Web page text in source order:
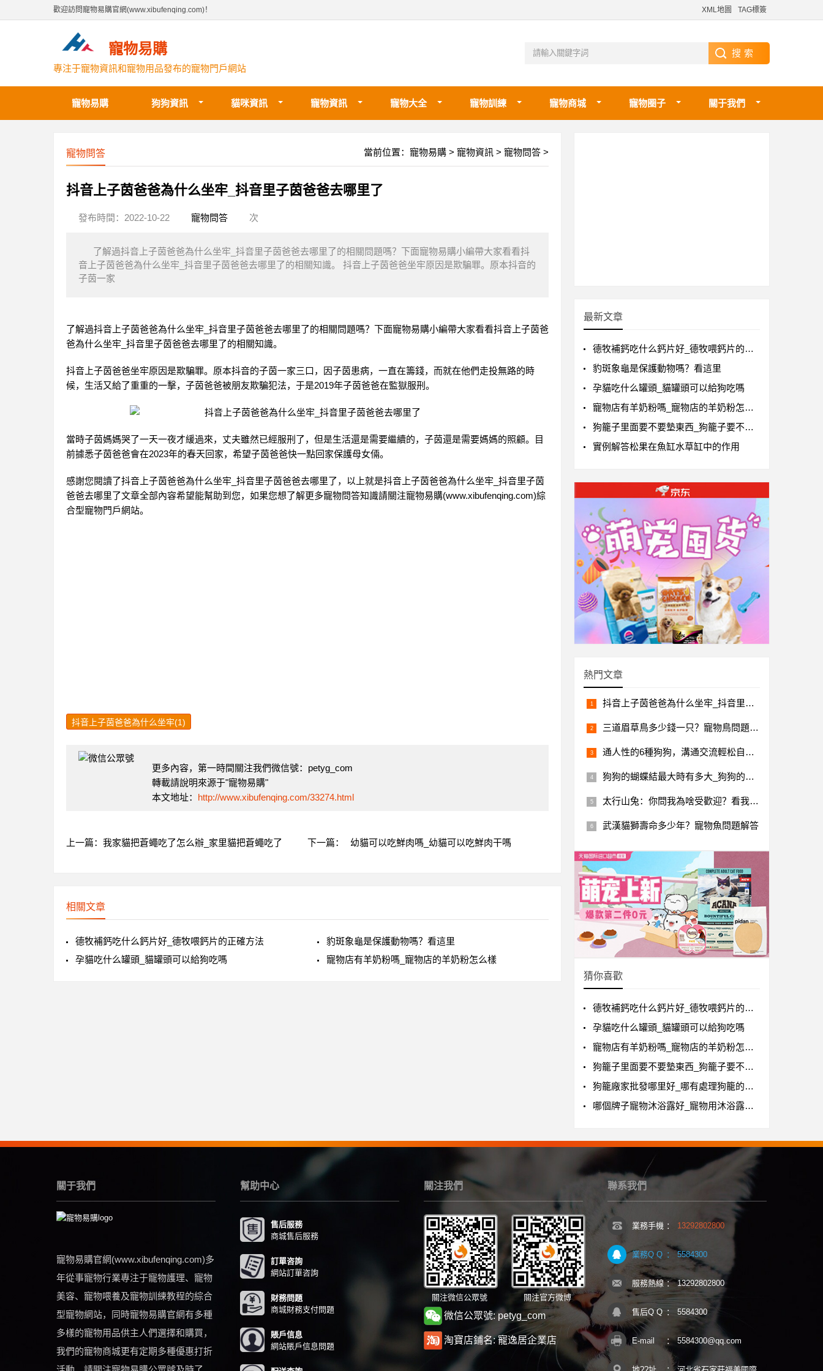
歡迎訪問寵物易購官網(www.xibufenqing.com)！ XML地圖 TAG標簽
寵物易購
專注于寵物資訊和寵物用品發布的寵物門戶網站
寵物易購 狗狗資訊 貓咪資訊 寵物資訊 寵物大全 寵物訓練 寵物商城 寵物圈子 關于我們
當前位置： 寵物易購 > 寵物資訊 > 寵物問答 >
寵物問答
抖音上子茵爸爸為什么坐牢_抖音里子茵爸爸去哪里了
發布時間：2022-10-22 寵物問答 次
了解過抖音上子茵爸爸為什么坐牢_抖音里子茵爸爸去哪里了的相關問題嗎？下面寵物易購小編帶大家看看抖
音上子茵爸爸為什么坐牢_抖音里子茵爸爸去哪里了的相關知識。 抖音上子茵爸爸坐牢原因是欺騙罪。原本抖音的
子茵一家
了解過抖音上子茵爸爸為什么坐牢_抖音里子茵爸爸去哪里了的相關問題嗎？下面寵物易購小編帶大家看看抖音上子茵爸
爸為什么坐牢_抖音里子茵爸爸去哪里了的相關知識。
抖音上子茵爸爸坐牢原因是欺騙罪。原本抖音的子茵一家三口，因子茵患病，一直在籌錢，而就在他們走投無路的時
候，生活又給了重重的一擊，子茵爸爸被朋友欺騙犯法，于是2019年子茵爸爸在監獄服刑。
當時子茵媽媽哭了一天一夜才緩過來，丈夫雖然已經服刑了， 但是生活還是需要繼續的，子茵還是需要媽媽的照顧。目
前據悉子茵爸爸會在2023年的春天回家，希望子茵爸爸快一點回家保護母女倆。
感謝您閱讀了抖音上子茵爸爸為什么坐牢_抖音里子茵爸爸去哪里了，以上就是抖音上子茵爸爸為什么坐牢_抖音里子茵
爸爸去哪里了文章全部內容希望能幫助到您，如果您想了解更多寵物問答知識請關注寵物易購(www.xibufenqing.com)綜
合型寵物門戶網站。
抖音上子茵爸爸為什么坐牢(1)
更多內容，第一時間關注我們微信號：petyg_com
轉載請說明來源于"寵物易購"
本文地址： http://www.xibufenqing.com/33274.html
上一篇： 我家貓把蒼蠅吃了怎么辦_家里貓把蒼蠅吃了 下一篇： 幼貓可以吃鮮肉嗎_幼貓可以吃鮮肉干嗎
相關文章
德牧補鈣吃什么鈣片好_德牧喂鈣片的正確方法
豹斑象龜是保護動物嗎？看這里
孕貓吃什么罐頭_貓罐頭可以給狗吃嗎
寵物店有羊奶粉嗎_寵物店的羊奶粉怎么樣
最新文章
德牧補鈣吃什么鈣片好_德牧喂鈣片的正確方法
豹斑象龜是保護動物嗎？看這里
孕貓吃什么罐頭_貓罐頭可以給狗吃嗎
寵物店有羊奶粉嗎_寵物店的羊奶粉怎么樣
狗籠子里面要不要墊東西_狗籠子要不要墊東西
實例解答松果在魚缸水草缸中的作用
熱門文章
抖音上子茵爸爸為什么坐牢_抖音里子茵爸爸去哪里了
三道眉草鳥多少錢一只？寵物鳥問題解答
通人性的6種狗狗，溝通交流輕松自在，還令人省心
狗狗的蝴蝶結最大時有多大_狗狗的蝴蝶骨多大
太行山兔：你問我為啥受歡迎？看我這體型顏值還不明白？
武漢貓獅壽命多少年？寵物魚問題解答
猜你喜歡
德牧補鈣吃什么鈣片好_德牧喂鈣片的正確方法
孕貓吃什么罐頭_貓罐頭可以給狗吃嗎
寵物店有羊奶粉嗎_寵物店的羊奶粉怎么樣
狗籠子里面要不要墊東西_狗籠子要不要墊東西
狗籠廠家批發哪里好_哪有處理狗籠的廠家
哪個牌子寵物沐浴露好_寵物用沐浴露哪個牌子好
關于我們
寵物易購官網(www.xibufenqing.com)多
年從事寵物行業專注于寵物護理、寵物
美容、寵物喂養及寵物訓練教程的綜合
型寵物網站，同時寵物易購官網有多種
多樣的寵物用品供主人們選擇和購買，
我們的寵物商城更有定期多種優惠打折
幫助中心
售后服務
商城售后服務
訂單咨詢
網站訂單咨詢
財務問題
商城財務支付問題
賬戶信息
網站賬戶信息問題
關注我們
關注微信公眾號 關注官方微博
微信公眾號: petyg_com
淘寶店鋪名: 寵逸居企業店
聯系我們
業務手機 ： 13292802800
業務Q Q ： 5584300
服務熱線 ： 13292802800
售后Q Q ： 5584300
E-mail ： 5584300@qq.com